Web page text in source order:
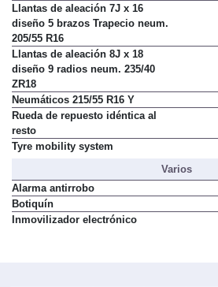
Llantas de aleación 7J x 16
diseño 5 brazos Trapecio neum.
205/55 R16
Llantas de aleación 8J x 18
diseño 9 radios neum. 235/40
ZR18
Neumáticos 215/55 R16 Y
Rueda de repuesto idéntica al
resto
Tyre mobility system
Varios
Alarma antirrobo
Botiquín
Inmovilizador electrónico